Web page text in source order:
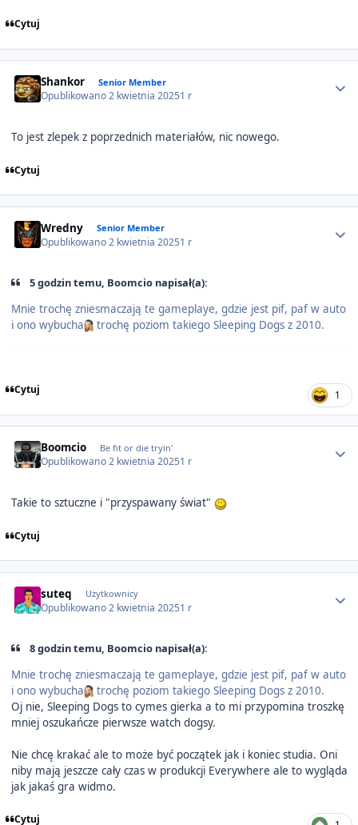
Cytuj
Shankor Senior Member
Opublikowano2 kwietnia 20251 r
To jest zlepek z poprzednich materiałów, nic nowego.
Cytuj
Wredny Senior Member
Opublikowano2 kwietnia 20251 r
5 godzin temu, Boomcio napisał(a):
Mnie trochę zniesmaczają te gameplaye, gdzie jest pif, paf w auto
i ono wybucha
trochę poziom takiego Sleeping Dogs z 2010.
Cytuj 1
Boomcio Be fit or die tryin'
Opublikowano2 kwietnia 20251 r
Takie to sztuczne i "przyspawany świat"
Cytuj
suteq Użytkownicy
Opublikowano2 kwietnia 20251 r
8 godzin temu, Boomcio napisał(a):
Mnie trochę zniesmaczają te gameplaye, gdzie jest pif, paf w auto
i ono wybucha
trochę poziom takiego Sleeping Dogs z 2010.
Oj nie, Sleeping Dogs to cymes gierka a to mi przypomina troszkę
mniej oszukańcze pierwsze watch dogsy.
Nie chcę krakać ale to może być początek jak i koniec studia. Oni
niby mają jeszcze cały czas w produkcji Everywhere ale to wygląda
jak jakaś gra widmo.
Cytuj